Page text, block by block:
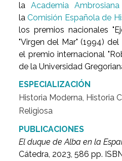
laAcademia
laComisión Española de
los premios nacionales
"Virgen del Mar" (1994)
el premio internacional
de la Universidad
ESPECIALIZACIÓN
Historia Moderna, Historia
Religiosa
PUBLICACIONES
El duque de Alba en la
Cátedra, 2023, 586 pp.